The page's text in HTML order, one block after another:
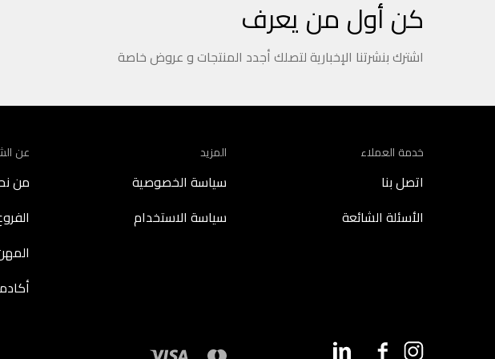
كن أول من يعرف
اشترك بنشرتنا الإخبارية لتصلك أجدد المنتجات و عروض خاصة
خدمة العملاء
اتصل بنا
الأسئلة الشائعة
المزيد
سياسة الخصوصية
سياسة الاستخدام
عن
من